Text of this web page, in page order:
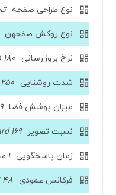
نوع طراحی صفحه
نوع روکش صفحهن
نرخ بروزرسانی 180 فریم بر ثانیه
شدت روشنایی 250 نیت
میزان پوشش فضا
نسبت تصویر 169 standard
زمان پاسخگویی 1 میلیثانیه
فرکانس عمودی 48 الی 180 هرتز